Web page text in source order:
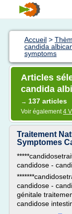
Accueil >
candida
symptoms
Articles
candida
→ 137 articles
Voir également4
Traitement
Symptomes
candidose -
candidose -
génitale
candidose